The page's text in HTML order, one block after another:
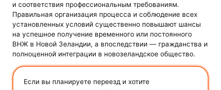
и соответствия профессиональным требованиям.
Правильная организация процесса и соблюдение всех
установленных условий существенно повышают шансы
на успешное получение временного или постоянного
ВНЖ в Новой Зеландии, а впоследствии — гражданства и
полноценной интеграции в новозеландское общество.
Если вы планируете переезд и хотите